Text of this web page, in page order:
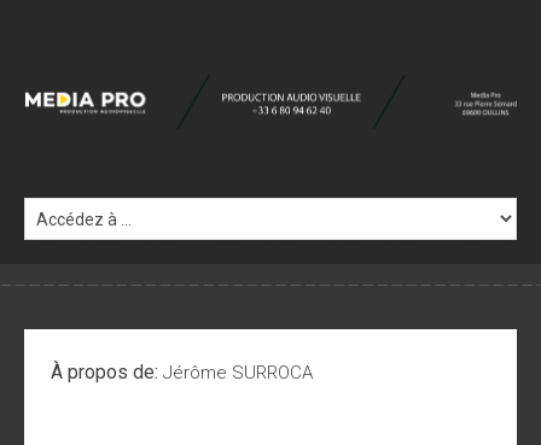
À propos de: Jérôme SURROCA